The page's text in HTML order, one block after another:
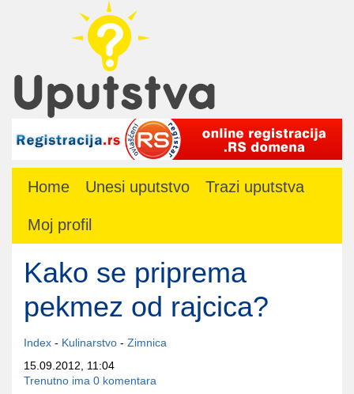
Home Unesi uputstvo Trazi uputstva
Moj profil
Kako se priprema
pekmez od rajcica?
Index - Kulinarstvo - Zimnica
15.09.2012, 11:04
Trenutno ima 0 komentara